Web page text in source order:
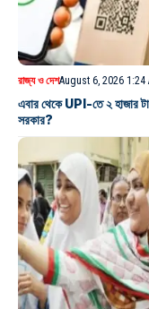
রাজ্য ও দেশAugust 6, 2026 1:24
এবার থেকে UPI-তে ২ হাজার
সরকার?